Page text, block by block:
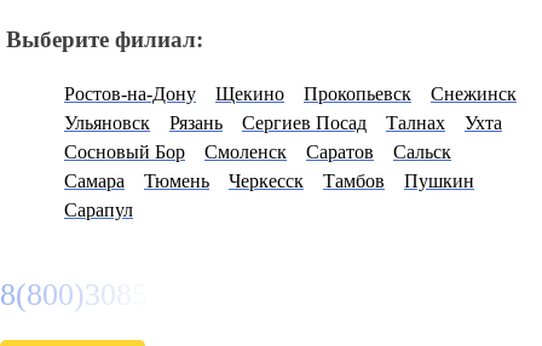
Выберите филиал:
Ростов-на-Дону Щекино Прокопьевск
Снежинск
Ульяновск
Рязань Сергиев Посад Талнах
Ухта
Сосновый Бор
Смоленск Саратов
Сальск
Самара
Тюмень Черкесск Тамбов
Пушкин
Сарапул
8(800)3085303